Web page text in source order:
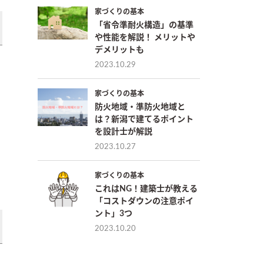
家づくりの基本
「省令準耐火構造」の基準
や性能を解説！ メリットや
デメリットも
2023.10.29
家づくりの基本
防火地域・準防火地域と
は？新潟で建てるポイント
を設計士が解説
2023.10.27
家づくりの基本
これはNG！建築士が教える
「コストダウンの注意ポイ
ント」3つ
2023.10.20